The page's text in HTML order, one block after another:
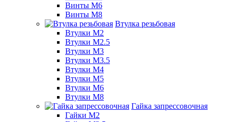
Винты М6
Винты М8
Втулка резьбовая
Втулки М2
Втулки М2.5
Втулки М3
Втулки М3.5
Втулки М4
Втулки М5
Втулки М6
Втулки М8
Гайка запрессовочная
Гайки М2